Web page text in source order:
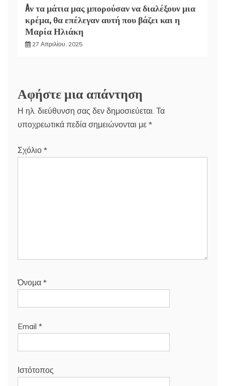
Aν τα μάτια μας μπορούσαν να διαλέξουν μια
κρέμα, θα επέλεγαν αυτή που βάζει και η
Μαρία Ηλιάκη
27 Απριλίου, 2025
Αφήστε μια απάντηση
Η ηλ. διεύθυνση σας δεν δημοσιεύεται. Τα
υποχρεωτικά πεδία σημειώνονται με *
Σχόλιο *
Όνομα *
Email *
Ιστότοπος